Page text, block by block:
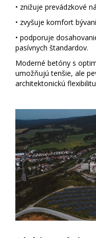
• znižuje prevádzkové
• zvyšuje komfort
• podporuje
pasívnych štandardov.
Moderné betóny s
umožňujú tenšie, ale
architektonickú